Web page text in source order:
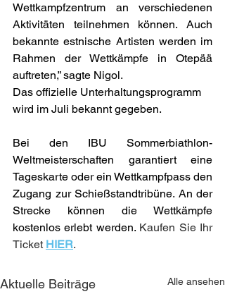
Wettkampfzentrum an verschiedenen
Aktivitäten teilnehmen können. Auch
bekannte estnische Artisten werden im
Rahmen der Wettkämpfe in Otepää
auftreten,” sagte Nigol.
Das offizielle Unterhaltungsprogramm
wird im Juli bekannt gegeben.
Bei den IBU Sommerbiathlon-
Weltmeisterschaften garantiert eine
Tageskarte oder ein Wettkampfpass den
Zugang zur Schießstandtribüne. An der
Strecke können die Wettkämpfe
kostenlos erlebt werden. Kaufen Sie Ihr
Ticket HIER.
Aktuelle Beiträge Alle ansehen